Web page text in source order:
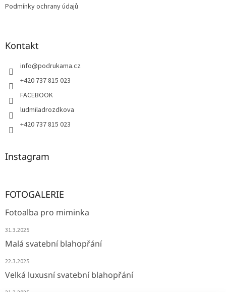
Podmínky ochrany údajů
Kontakt
info@podrukama.cz
+420 737 815 023
FACEBOOK
ludmiladrozdkova
+420 737 815 023
Instagram
FOTOGALERIE
Fotoalba pro miminka
31.3.2025
Malá svatební blahopřání
22.3.2025
Velká luxusní svatební blahopřání